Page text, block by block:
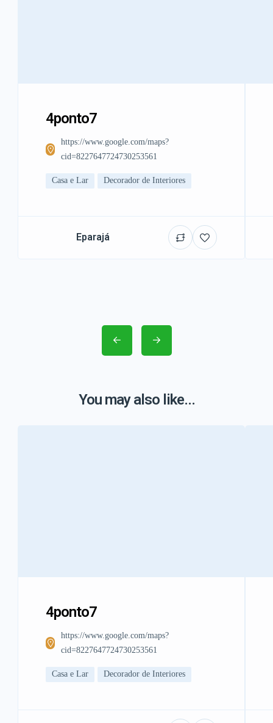
4ponto7
https://www.google.com/maps?
cid=8227647724730253561
Casa e Lar Decorador de Interiores
Eparajá
You may also like...
4ponto7
https://www.google.com/maps?
cid=8227647724730253561
Casa e Lar Decorador de Interiores